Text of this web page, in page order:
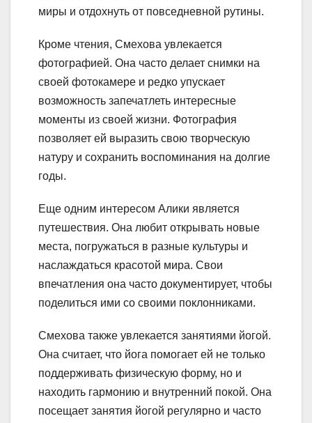
миры и отдохнуть от повседневной рутины.
Кроме чтения, Смехова увлекается
фотографией. Она часто делает снимки на
своей фотокамере и редко упускает
возможность запечатлеть интересные
моменты из своей жизни. Фотография
позволяет ей выразить свою творческую
натуру и сохранить воспоминания на долгие
годы.
Еще одним интересом Алики является
путешествия. Она любит открывать новые
места, погружаться в разные культуры и
наслаждаться красотой мира. Свои
впечатления она часто документирует, чтобы
поделиться ими со своими поклонниками.
Смехова также увлекается занятиями йогой.
Она считает, что йога помогает ей не только
поддерживать физическую форму, но и
находить гармонию и внутренний покой. Она
посещает занятия йогой регулярно и часто